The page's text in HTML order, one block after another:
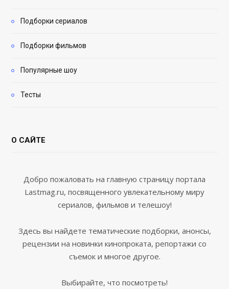
Подборки сериалов
Подборки фильмов
Популярные шоу
Тесты
О САЙТЕ
Добро пожаловать на главную страницу портала
Lastmag.ru, посвященного увлекательному миру
сериалов, фильмов и телешоу!
Здесь вы найдете тематические подборки, анонсы,
рецензии на новинки кинопроката, репортажи со
съемок и многое другое.
Выбирайте, что посмотреть!